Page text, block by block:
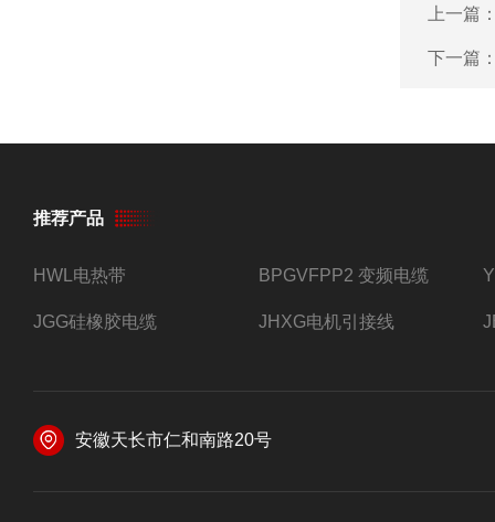
上一篇
下一篇
推荐产品
HWL电热带 BPGVFPP2 变频电缆
JGG硅橡胶电缆 JHXG电机引接线
安徽天长市仁和南路20号